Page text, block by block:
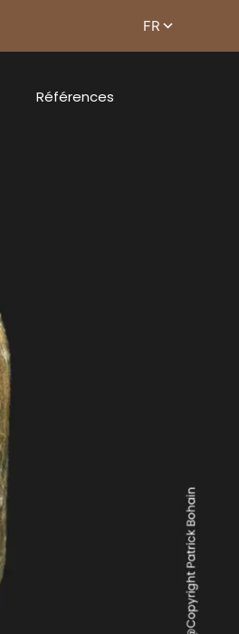
Références